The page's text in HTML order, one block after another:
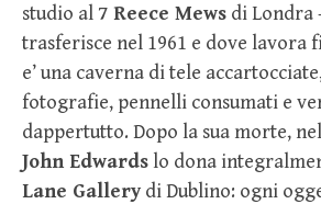
studio al 7 Reece Mews di Londra
trasferisce nel 1961 e dove lavora
e’ una caverna di tele
fotografie, pennelli consumati e
dappertutto. Dopo la sua morte, nel
John Edwardslo dona
Lane Gallery di Dublino: ogni